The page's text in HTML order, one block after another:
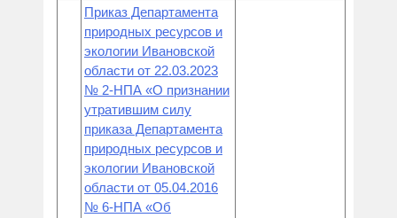
Приказ Департамента
природных ресурсов и
экологии Ивановской
области от 22.03.2023
№ 2-НПА «О признании
утратившим силу
приказа Департамента
природных ресурсов и
экологии Ивановской
области от 05.04.2016
№ 6-НПА «Об